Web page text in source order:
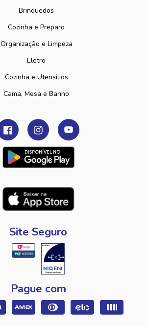
Brinquedos
Cozinha e Preparo
Organização e Limpeza
Eletro
Cozinha e Utensilios
Cama, Mesa e Banho
Site Seguro
Pague com